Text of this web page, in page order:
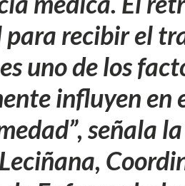
recibir el
uno de los
influyen en
señala